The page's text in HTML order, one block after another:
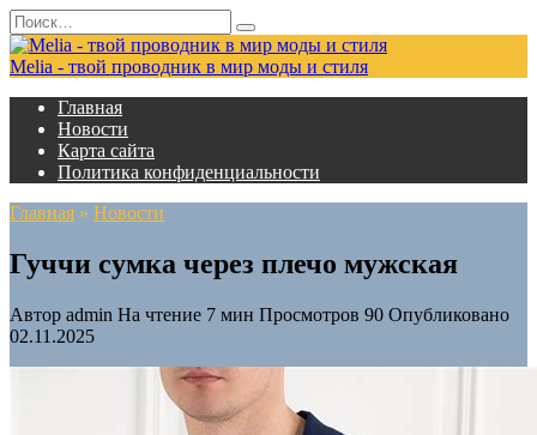
Перейти
к
содержанию
Search
for:
Melia - твой проводник в мир моды и стиля
Главная
Новости
Карта сайта
Политика конфиденциальности
Главная » Новости
Гуччи сумка через плечо мужская
Автор admin На чтение 7 мин Просмотров 90 Опубликовано
02.11.2025